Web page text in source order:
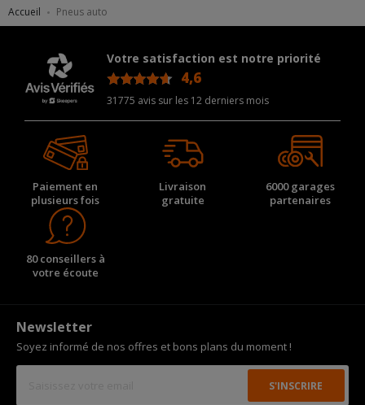
Accueil Pneus auto
Votre satisfaction est notre priorité
4,6
31775 avis sur les 12 derniers mois
Paiement en
plusieurs fois
Livraison
gratuite
6000 garages
partenaires
80 conseillers à
votre écoute
Newsletter
Soyez informé de nos offres et bons plans du moment !